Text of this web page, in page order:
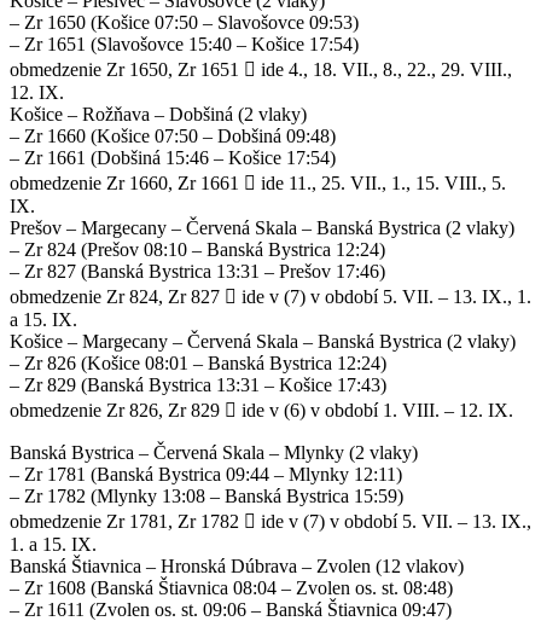
– Zr 1650 (Košice 07:50 – Slavošovce 09:53)
– Zr 1651 (Slavošovce 15:40 – Košice 17:54)
obmedzenie Zr 1650, Zr 1651  ide 4., 18. VII., 8., 22., 29. VIII.,
12. IX.
Košice – Rožňava – Dobšiná (2 vlaky)
– Zr 1660 (Košice 07:50 – Dobšiná 09:48)
– Zr 1661 (Dobšiná 15:46 – Košice 17:54)
obmedzenie Zr 1660, Zr 1661  ide 11., 25. VII., 1., 15. VIII., 5.
IX.
Prešov – Margecany – Červená Skala – Banská Bystrica (2 vlaky)
– Zr 824 (Prešov 08:10 – Banská Bystrica 12:24)
– Zr 827 (Banská Bystrica 13:31 – Prešov 17:46)
obmedzenie Zr 824, Zr 827  ide v (7) v období 5. VII. – 13. IX., 1.
a 15. IX.
Košice – Margecany – Červená Skala – Banská Bystrica (2 vlaky)
– Zr 826 (Košice 08:01 – Banská Bystrica 12:24)
– Zr 829 (Banská Bystrica 13:31 – Košice 17:43)
obmedzenie Zr 826, Zr 829  ide v (6) v období 1. VIII. – 12. IX.
Banská Bystrica – Červená Skala – Mlynky (2 vlaky)
– Zr 1781 (Banská Bystrica 09:44 – Mlynky 12:11)
– Zr 1782 (Mlynky 13:08 – Banská Bystrica 15:59)
obmedzenie Zr 1781, Zr 1782  ide v (7) v období 5. VII. – 13. IX.,
1. a 15. IX.
Banská Štiavnica – Hronská Dúbrava – Zvolen (12 vlakov)
– Zr 1608 (Banská Štiavnica 08:04 – Zvolen os. st. 08:48)
– Zr 1611 (Zvolen os. st. 09:06 – Banská Štiavnica 09:47)